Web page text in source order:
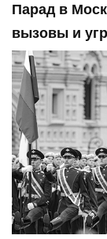
Парад в
вызовы и